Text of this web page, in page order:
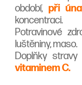
období, při
koncentraci.
Potravinové
luštěniny, maso.
Doplňky stravy
vitaminem C.